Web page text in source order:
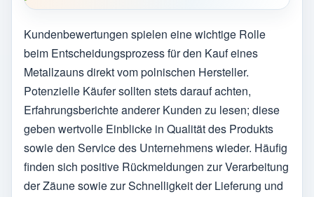
Kundenbewertungen spielen eine wichtige Rolle
beim Entscheidungsprozess für den Kauf eines
Metallzauns direkt vom polnischen Hersteller.
Potenzielle Käufer sollten stets darauf achten,
Erfahrungsberichte anderer Kunden zu lesen; diese
geben wertvolle Einblicke in Qualität des Produkts
sowie den Service des Unternehmens wieder. Häufig
finden sich positive Rückmeldungen zur Verarbeitung
der Zäune sowie zur Schnelligkeit der Lieferung und